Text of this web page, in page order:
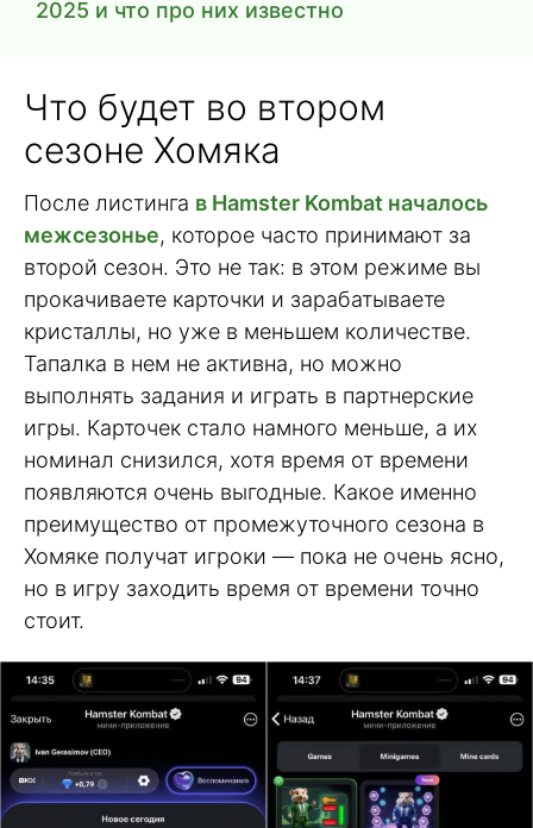
2025 и что про них известно
Что будет во втором
сезоне Хомяка
После листинга в Hamster Kombat началось
межсезонье, которое часто принимают за
второй сезон. Это не так: в этом режиме вы
прокачиваете карточки и зарабатываете
кристаллы, но уже в меньшем количестве.
Тапалка в нем не активна, но можно
выполнять задания и играть в партнерские
игры. Карточек стало намного меньше, а их
номинал снизился, хотя время от времени
появляются очень выгодные. Какое именно
преимущество от промежуточного сезона в
Хомяке получат игроки — пока не очень ясно,
но в игру заходить время от времени точно
стоит.